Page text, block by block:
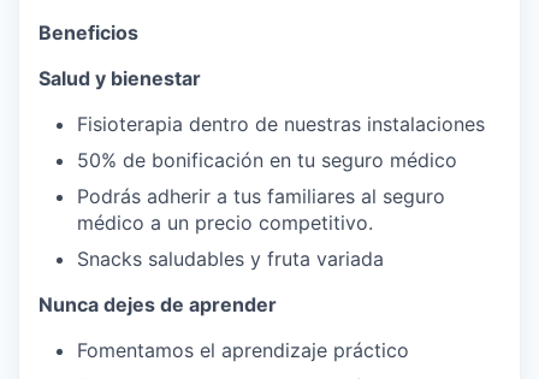
Beneficios
Salud y bienestar
Fisioterapia dentro de nuestras instalaciones
50% de bonificación en tu seguro médico
Podrás adherir a tus familiares al seguro
médico a un precio competitivo.
Snacks saludables y fruta variada
Nunca dejes de aprender
Fomentamos el aprendizaje práctico